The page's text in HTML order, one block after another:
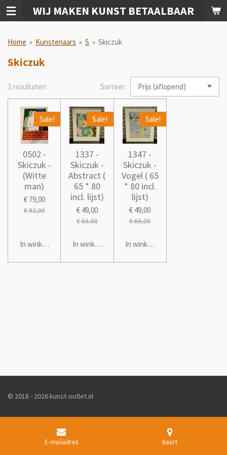
Ga
direct
de
WIJ MAKEN KUNST BETAALBAAR
Home » Kunstenaars » S » Skiczuk
Skiczuk
3 resultaten Sorteer:
Sale!
0502 -
Skiczuk -
(Witte
man)
€ 79,00
€ 92,00
In winkelwagen
Sale!
1337 -
Skiczuk -
Abstract (
65 * 80
incl. lijst)
€ 49,00
€ 69,00
In winkelwagen
Sale!
1347 -
Skiczuk -
Vogel ( 65
* 80 incl.
lijst)
€ 49,00
€ 69,00
In winkelwagen
© 2018 - 2026 kunst-outlet.nl
E-mailadres Kaart